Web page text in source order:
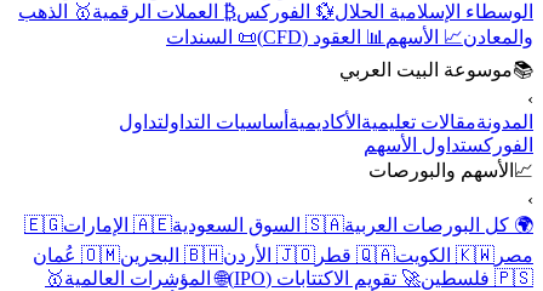
الوسطاء الإسلامية الحلال💱 الفوركس₿ العملات الرقمية🥇 الذهب
والمعادن📈 الأسهم 📊 العقود (CFD)
📜 السندات
📚موسوعة البيت العربي
›
المدونةمقالات تعليمية الأكاديمية أساسيات التداولتداول
الفوركستداول الأسهم
📈 الأسهم والبورصات
›
🌍 كل البورصات العربية🇸🇦 السوق السعودية 🇦🇪 الإمارات
🇪🇬
مصر 🇰🇼 الكويت 🇶🇦 قطر 🇯🇴 الأردن 🇧🇭 البحرين
🇴🇲 عُمان
🇵🇸 فلسطين
🚀 تقويم الاكتتابات (IPO) 🌐 المؤشرات العالمية🥇